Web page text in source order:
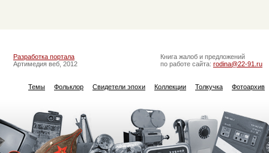
Разработка портала
Артимедия веб, 2012
Книга жалоб и предложений
по работе сайта: rodina@22-91.ru
Темы Фольклор Свидетели эпохи Коллекции Толкучка Фотоархив